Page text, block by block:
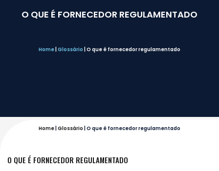
O QUE É FORNECEDOR REGULAMENTADO
Home Glossário O que é fornecedor regulamentado
Home Glossário O que é fornecedor regulamentado
O QUE É FORNECEDOR REGULAMENTADO